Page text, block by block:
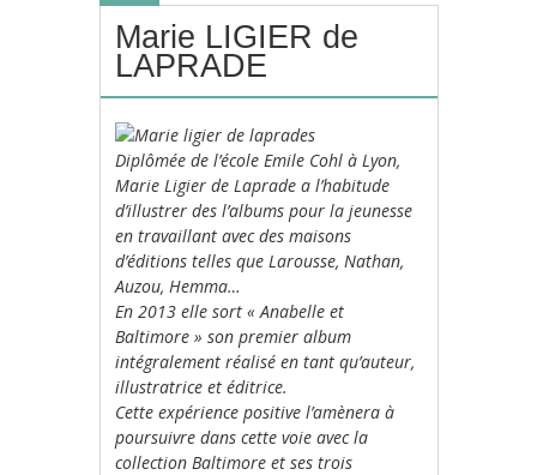
Marie LIGIER de
LAPRADE
Diplômée de l’école Emile Cohl à Lyon,
Marie Ligier de Laprade a l’habitude
d’illustrer des l’albums pour la jeunesse
en travaillant avec des maisons
d’éditions telles que Larousse, Nathan,
Auzou, Hemma…
En 2013 elle sort « Anabelle et
Baltimore » son premier album
intégralement réalisé en tant qu’auteur,
illustratrice et éditrice.
Cette expérience positive l’amènera à
poursuivre dans cette voie avec la
collection Baltimore et ses trois